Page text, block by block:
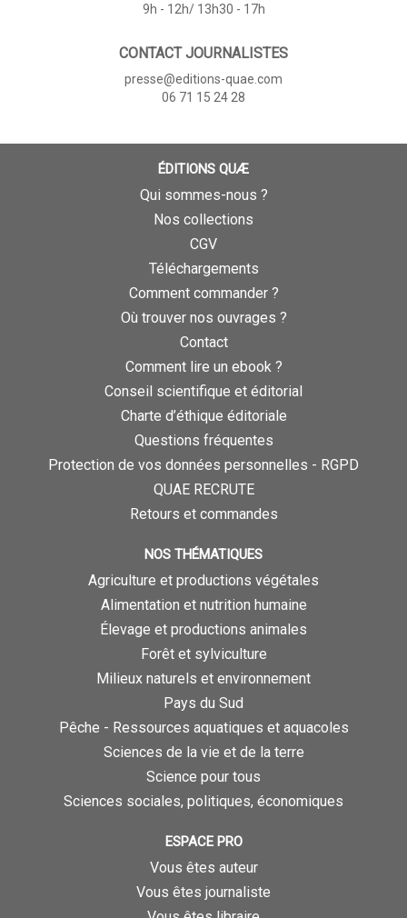
9h - 12h/ 13h30 - 17h
CONTACT JOURNALISTES
presse@editions-quae.com
06 71 15 24 28
ÉDITIONS QUÆ
Qui sommes-nous ?
Nos collections
CGV
Téléchargements
Comment commander ?
Où trouver nos ouvrages ?
Contact
Comment lire un ebook ?
Conseil scientifique et éditorial
Charte d’éthique éditoriale
Questions fréquentes
Protection de vos données personnelles - RGPD
QUAE RECRUTE
Retours et commandes
NOS THÉMATIQUES
Agriculture et productions végétales
Alimentation et nutrition humaine
Élevage et productions animales
Forêt et sylviculture
Milieux naturels et environnement
Pays du Sud
Pêche - Ressources aquatiques et aquacoles
Sciences de la vie et de la terre
Science pour tous
Sciences sociales, politiques, économiques
ESPACE PRO
Vous êtes auteur
Vous êtes journaliste